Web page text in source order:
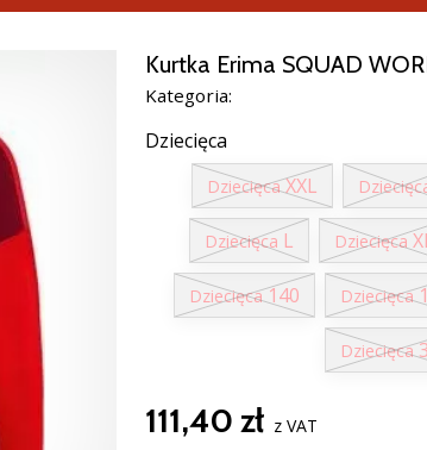
Kurtka Erima SQUAD
Kategoria:
Dziecięca
Dziecięca XXL
Dziecięca L Dziecięca
Dziecięca 140 Dziecięca
Dziecięca
111,40 zł z VAT